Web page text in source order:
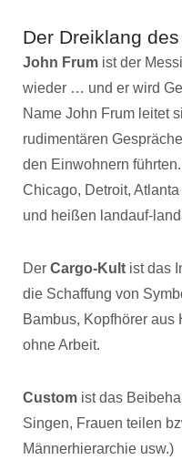
Der Dreiklang
John Frum ist der
wieder … und er wird
Name John Frum leitet
rudimentären
den Einwohnern
Chicago, Detroit,
und heißen landauf-
Der Cargo-Kult ist das
die Schaffung von
Bambus, Kopfhörer aus
ohne Arbeit.
Custom ist das
Singen, Frauen teilen
Männerhierarchie usw.)